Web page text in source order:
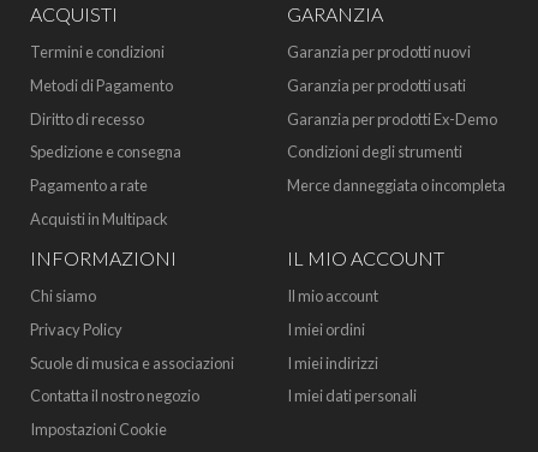
ACQUISTI
Termini e condizioni
Metodi di Pagamento
Diritto di recesso
Spedizione e consegna
Pagamento a rate
Acquisti in Multipack
GARANZIA
Garanzia per prodotti nuovi
Garanzia per prodotti usati
Garanzia per prodotti Ex-Demo
Condizioni degli strumenti
Merce danneggiata o incompleta
INFORMAZIONI
Chi siamo
Privacy Policy
Scuole di musica e associazioni
Contatta il nostro negozio
Impostazioni Cookie
IL MIO ACCOUNT
Il mio account
I miei ordini
I miei indirizzi
I miei dati personali